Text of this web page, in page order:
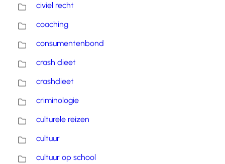
civiel recht
coaching
consumentenbond
crash dieet
crashdieet
criminologie
culturele reizen
cultuur
cultuur op school